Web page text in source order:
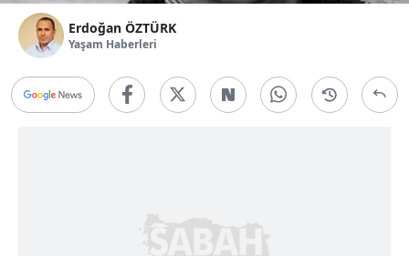
Erdoğan ÖZTÜRK
Yaşam Haberleri